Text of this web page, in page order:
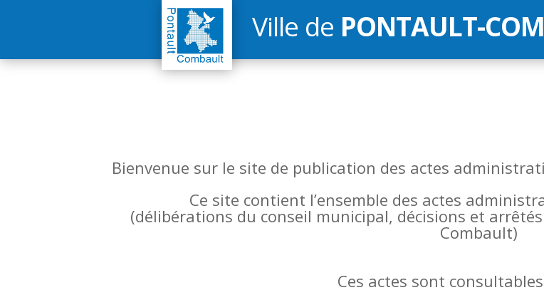
Ville de PONTAULT-
Bienvenue sur le site de publication des actes
Ce site contient l’ensemble des actes
(délibérations du conseil municipal, décisions et
Combault)
Ces actes sont